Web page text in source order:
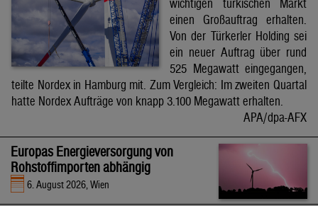
wichtigen türkischen Markt
einen Großauftrag erhalten.
Von der Türkerler Holding sei
ein neuer Auftrag über rund
525 Megawatt eingegangen,
teilte Nordex in Hamburg mit. Zum Vergleich: Im zweiten Quartal
hatte Nordex Aufträge von knapp 3.100 Megawatt erhalten.
APA/dpa-AFX
Europas Energieversorgung von
Rohstoffimporten abhängig
6. August 2026, Wien